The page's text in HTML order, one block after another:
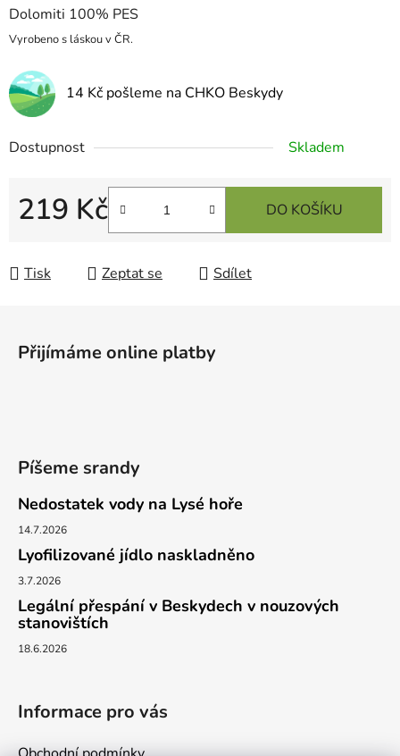
Dolomiti 100% PES
Vyrobeno s láskou v ČR.
14 Kč pošleme na CHKO Beskydy
Dostupnost Skladem
219 Kč DO KOŠÍKU
Tisk Zeptat se Sdílet
Přijímáme online platby
Píšeme srandy
Nedostatek vody na Lysé hoře
14.7.2026
Lyofilizované jídlo naskladněno
3.7.2026
Legální přespání v Beskydech v nouzových
stanovištích
18.6.2026
Informace pro vás